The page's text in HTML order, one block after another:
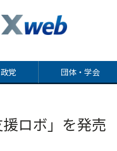
党 団体・学会
援ロボ」を発